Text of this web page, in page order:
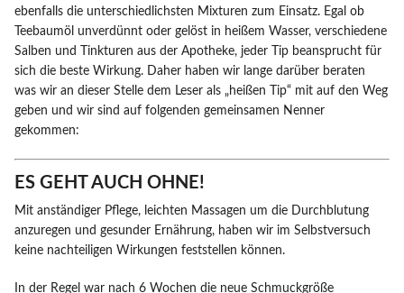
ebenfalls die unterschiedlichsten Mixturen zum Einsatz. Egal ob
Teebaumöl unverdünnt oder gelöst in heißem Wasser, verschiedene
Salben und Tinkturen aus der Apotheke, jeder Tip beansprucht für
sich die beste Wirkung. Daher haben wir lange darüber beraten
was wir an dieser Stelle dem Leser als „heißen Tip“ mit auf den Weg
geben und wir sind auf folgenden gemeinsamen Nenner
gekommen:
ES GEHT AUCH OHNE!
Mit anständiger Pflege, leichten Massagen um die Durchblutung
anzuregen und gesunder Ernährung, haben wir im Selbstversuch
keine nachteiligen Wirkungen feststellen können.
In der Regel war nach 6 Wochen die neue Schmuckgröße